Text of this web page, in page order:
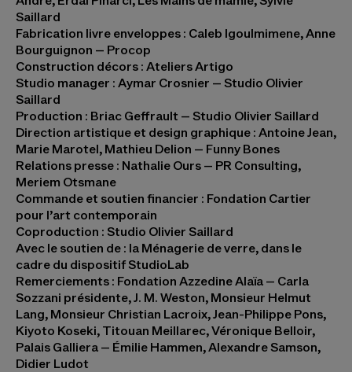
Saillard
Fabrication livre enveloppes : Caleb Igoulmimene, Anne
Bourguignon – Procop
Construction décors : Ateliers Artigo
Studio manager : Aymar Crosnier – Studio Olivier
Saillard
Production : Briac Geffrault – Studio Olivier Saillard
Direction artistique et design graphique : Antoine Jean,
Marie Marotel, Mathieu Delion – Funny Bones
Relations presse : Nathalie Ours – PR Consulting,
Meriem Otsmane
Commande et soutien financier : Fondation Cartier
pour l’art contemporain
Coproduction : Studio Olivier Saillard
Avec le soutien de : la Ménagerie de verre, dans le
cadre du dispositif StudioLab
Remerciements : Fondation Azzedine Alaïa – Carla
Sozzani présidente, J. M. Weston, Monsieur Helmut
Lang, Monsieur Christian Lacroix, Jean-Philippe Pons,
Kiyoto Koseki, Titouan Meillarec, Véronique Belloir,
Palais Galliera – Émilie Hammen, Alexandre Samson,
Didier Ludot